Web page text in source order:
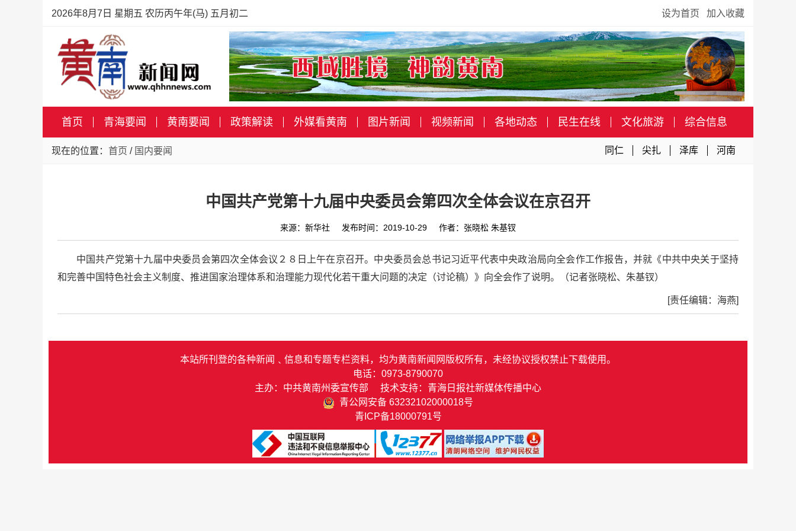
2026年8月7日 星期五 农历丙午年(马) 五月初二 设为首页 加入收藏
首页 青海要闻 黄南要闻 政策解读 外媒看黄南 图片新闻 视频新闻 各地动态 民生在线 文化旅游 综合信息
现在的位置： 首页 / 国内要闻 同仁 尖扎 泽库 河南
中国共产党第十九届中央委员会第四次全体会议在京召开
来源：新华社 发布时间：2019-10-29 作者：张晓松 朱基钗
中国共产党第十九届中央委员会第四次全体会议２８日上午在京召开。中央委员会总书记习近平代表中央政治局向全会作工作报告，并就《中共中央关于坚持
和完善中国特色社会主义制度、推进国家治理体系和治理能力现代化若干重大问题的决定（讨论稿）》向全会作了说明。（记者张晓松、朱基钗）
[责任编辑：海燕]
本站所刊登的各种新闻﹑信息和专题专栏资料，均为黄南新闻网版权所有，未经协议授权禁止下载使用。
电话：0973-8790070
主办：中共黄南州委宣传部 技术支持：青海日报社新媒体传播中心
青公网安备 63232102000018号
青ICP备18000791号